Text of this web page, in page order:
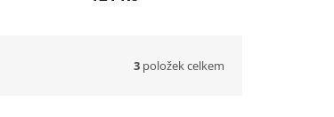
3 položek celkem